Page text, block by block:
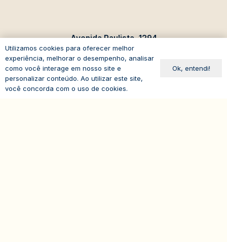
Avenida Paulista, 1294
19º andar – Bela Vista
01310-100 – São Paulo – SP
Brasil
Utilizamos cookies para oferecer melhor
experiência, melhorar o desempenho, analisar
como você interage em nosso site e
personalizar conteúdo. Ao utilizar este site,
você concorda com o uso de cookies.
Ok, entendi!